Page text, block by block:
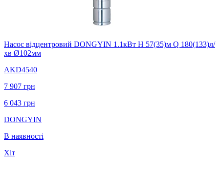
Насос вiдцентровий DONGYIN 1.1кВт H 57(35)м Q 180(133)л/
хв Ø102мм
AKD4540
7 907 грн
6 043 грн
DONGYIN
В наявності
Хіт